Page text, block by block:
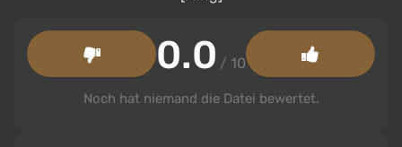
0.0 / 10
Noch hat niemand die Datei bewertet.